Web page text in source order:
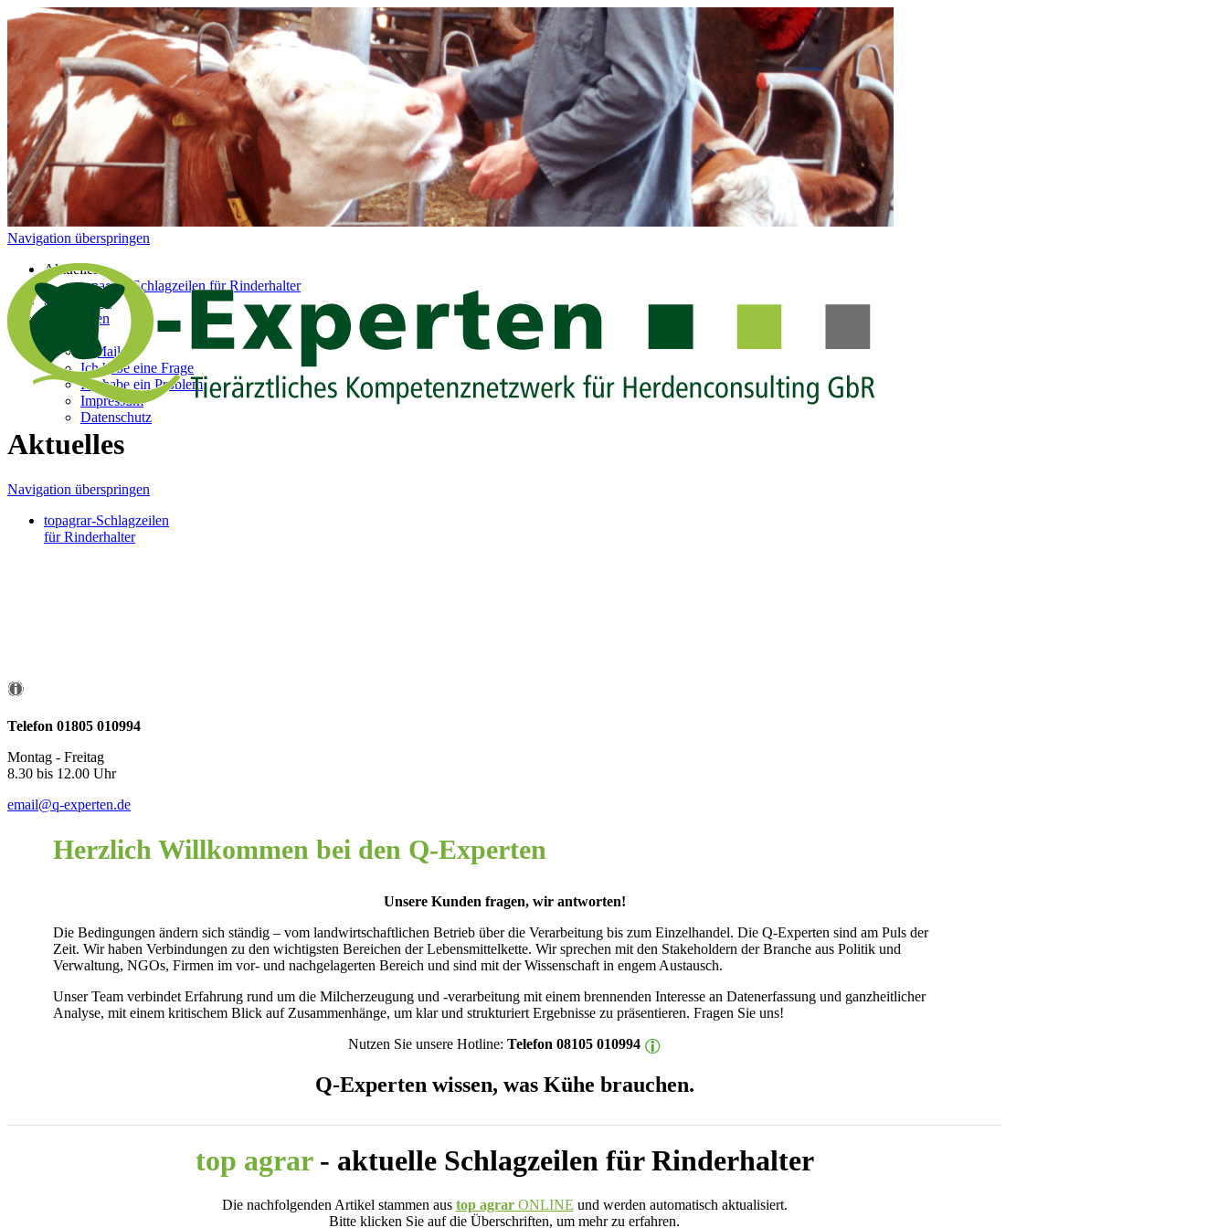
Navigation überspringen
Aktuelles
topagrar-Schlagzeilen für Rinderhalter
Q-Experten
Referenzen
E-Mail
Ich habe eine Frage
Ich habe ein Problem
Impressum
Datenschutz
Aktuelles
Navigation überspringen
topagrar-Schlagzeilen
für Rinderhalter
Telefon 01805 010994
Montag - Freitag
8.30 bis 12.00 Uhr
email@q-experten.de
Herzlich Willkommen bei den Q-Experten
Unsere Kunden fragen, wir antworten!
Die Bedingungen ändern sich ständig – vom landwirtschaftlichen Betrieb über die Verarbeitung bis zum Einzelhandel. Die Q-Experten sind am Puls der
Zeit. Wir haben Verbindungen zu den wichtigsten Bereichen der Lebensmittelkette. Wir sprechen mit den Stakeholdern der Branche aus Politik und
Verwaltung, NGOs, Firmen im vor- und nachgelagerten Bereich und sind mit der Wissenschaft in engem Austausch.
Unser Team verbindet Erfahrung rund um die Milcherzeugung und -verarbeitung mit einem brennenden Interesse an Datenerfassung und ganzheitlicher
Analyse, mit einem kritischem Blick auf Zusammenhänge, um klar und strukturiert Ergebnisse zu präsentieren. Fragen Sie uns!
Nutzen Sie unsere Hotline: Telefon 08105 010994
Q-Experten wissen, was Kühe brauchen.
top agrar- aktuelle Schlagzeilen für Rinderhalter
Die nachfolgenden Artikel stammen aus top agrar ONLINE und werden automatisch aktualisiert.
Bitte klicken Sie auf die Überschriften, um mehr zu erfahren.